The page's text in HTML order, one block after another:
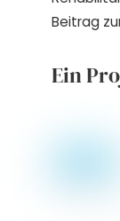
Beitrag
Ein